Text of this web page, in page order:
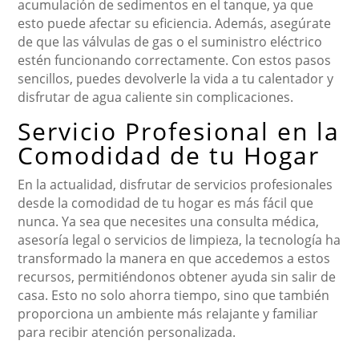
acumulación de sedimentos en el tanque, ya que
esto puede afectar su eficiencia. Además, asegúrate
de que las válvulas de gas o el suministro eléctrico
estén funcionando correctamente. Con estos pasos
sencillos, puedes devolverle la vida a tu calentador y
disfrutar de agua caliente sin complicaciones.
Servicio Profesional en la
Comodidad de tu Hogar
En la actualidad, disfrutar de servicios profesionales
desde la comodidad de tu hogar es más fácil que
nunca. Ya sea que necesites una consulta médica,
asesoría legal o servicios de limpieza, la tecnología ha
transformado la manera en que accedemos a estos
recursos, permitiéndonos obtener ayuda sin salir de
casa. Esto no solo ahorra tiempo, sino que también
proporciona un ambiente más relajante y familiar
para recibir atención personalizada.